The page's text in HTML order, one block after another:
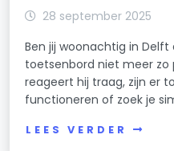
28 september 2025
Ben jij woonachtig in
toetsenbord niet meer zo
reageert hij traag, zijn er
functioneren of zoek je
LEES VERDER